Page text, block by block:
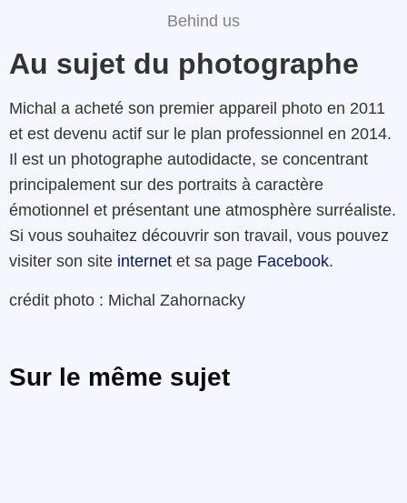
Behind us
Au sujet du photographe
Michal a acheté son premier appareil photo en 2011
et est devenu actif sur le plan professionnel en 2014.
Il est un photographe autodidacte, se concentrant
principalement sur des portraits à caractère
émotionnel et présentant une atmosphère surréaliste.
Si vous souhaitez découvrir son travail, vous pouvez
visiter son site internet et sa page Facebook.
crédit photo : Michal Zahornacky
Sur le même sujet